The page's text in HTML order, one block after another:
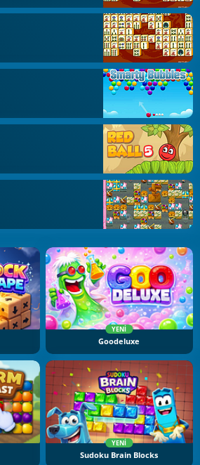
YENI
Goodeluxe
YENI
Sudoku Brain Blocks